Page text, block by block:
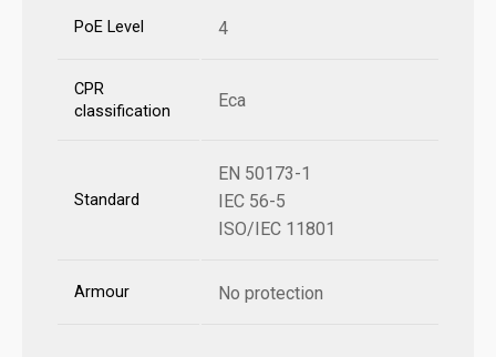
PoE Level 4
CPR
classification
Eca
Standard
EN 50173-1
IEC 56-5
ISO/IEC 11801
Armour No protection